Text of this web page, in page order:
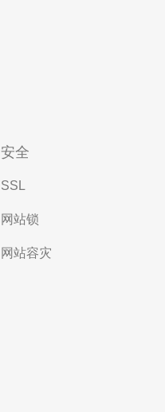
安全
SSL
网站锁
网站容灾